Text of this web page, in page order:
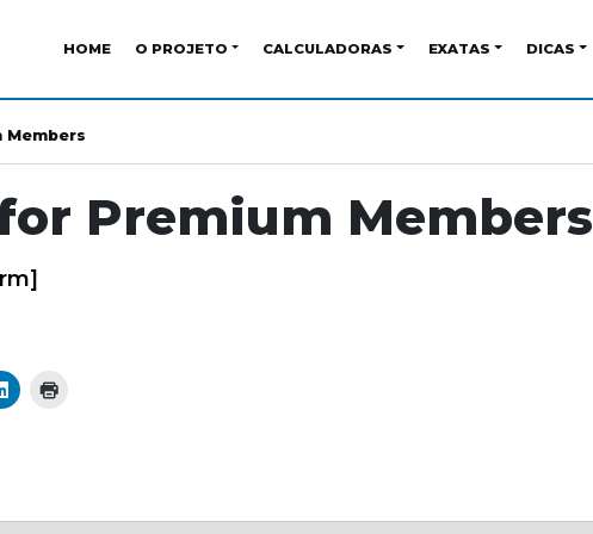
HOME O PROJETO CALCULADORAS EXATAS DICAS
Members
Premium Members